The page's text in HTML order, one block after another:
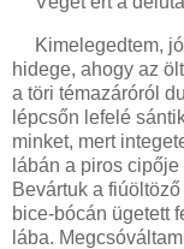
Kimelegedtem,
hidege, ahogy az
a töri témazáróról
lépcsőn lefelé
minket, mert
lábán a piros
Bevártuk a
bice-bócán ügetett
lába.